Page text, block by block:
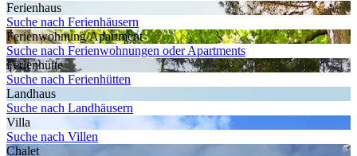
Ferienhaus
Suche nach Ferienhäusern
Ferienwohnung/Apartment
Suche nach Ferienwohnungen oder Apartments
Ferienhütte
Suche nach Ferienhütten
Landhaus
Suche nach Landhäusern
Villa
Suche nach Villen
Chalet